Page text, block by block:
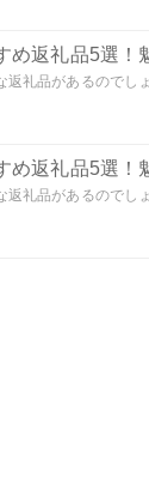
返礼品5選！
礼品があるのでし
返礼品5選！
礼品があるのでし